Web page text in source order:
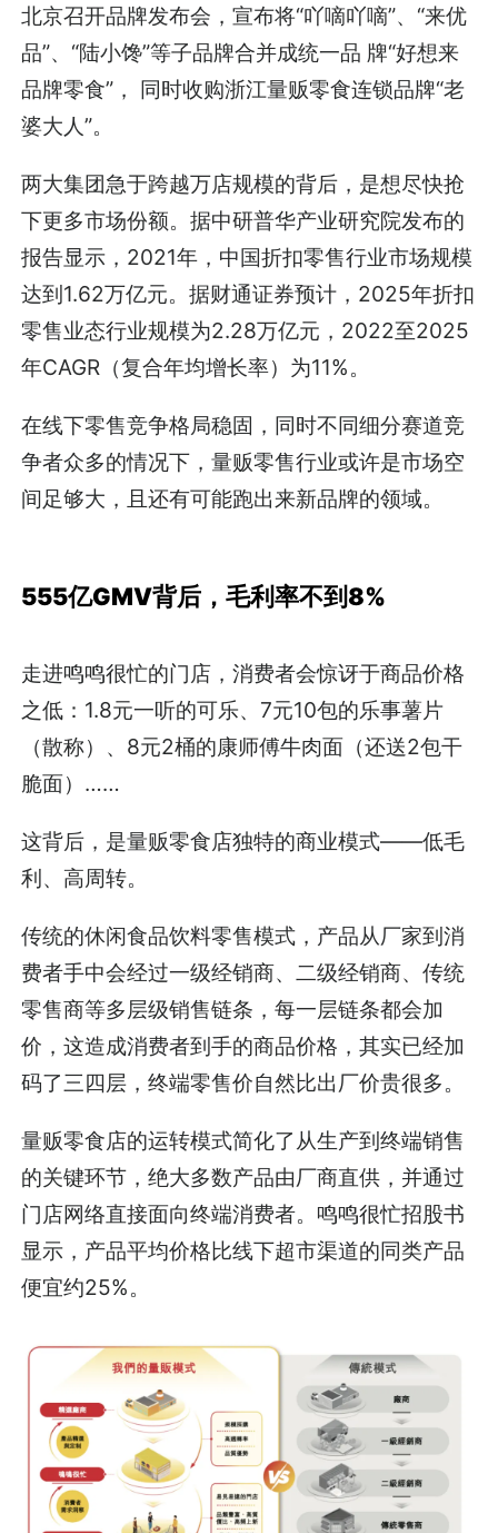
北京召开品牌发布会，宣布将“吖嘀吖嘀”、“来优
品”、“陆小馋”等子品牌合并成统一品 牌“好想来
品牌零食”， 同时收购浙江量贩零食连锁品牌“老
婆大人”。
两大集团急于跨越万店规模的背后，是想尽快抢
下更多市场份额。据中研普华产业研究院发布的
报告显示，2021年，中国折扣零售行业市场规模
达到1.62万亿元。据财通证券预计，2025年折扣
零售业态行业规模为2.28万亿元，2022至2025
年CAGR（复合年均增长率）为11%。
在线下零售竞争格局稳固，同时不同细分赛道竞
争者众多的情况下，量贩零售行业或许是市场空
间足够大，且还有可能跑出来新品牌的领域。
555亿GMV背后，毛利率不到8%
走进鸣鸣很忙的门店，消费者会惊讶于商品价格
之低：1.8元一听的可乐、7元10包的乐事薯片
（散称）、8元2桶的康师傅牛肉面（还送2包干
脆面）……
这背后，是量贩零食店独特的商业模式——低毛
利、高周转。
传统的休闲食品饮料零售模式，产品从厂家到消
费者手中会经过一级经销商、二级经销商、传统
零售商等多层级销售链条，每一层链条都会加
价，这造成消费者到手的商品价格，其实已经加
码了三四层，终端零售价自然比出厂价贵很多。
量贩零食店的运转模式简化了从生产到终端销售
的关键环节，绝大多数产品由厂商直供，并通过
门店网络直接面向终端消费者。鸣鸣很忙招股书
显示，产品平均价格比线下超市渠道的同类产品
便宜约25%。